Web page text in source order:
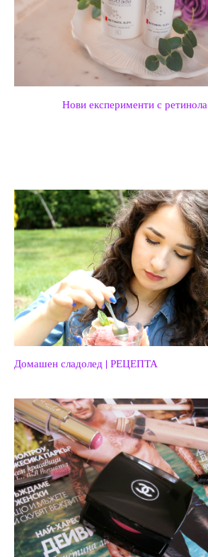
Нови експерименти с ретинола
Домашен сладолед | РЕЦЕПТА